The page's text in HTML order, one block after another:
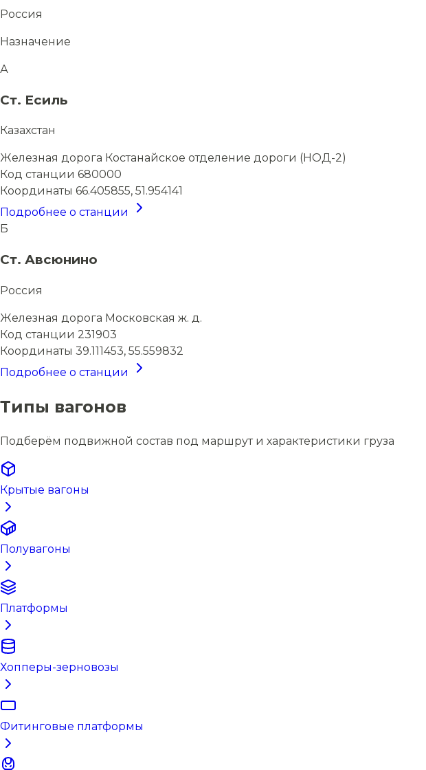
Россия
Назначение
А
Ст. Есиль
Казахстан
Железная дорога Костанайское отделение дороги (НОД-2)
Код станции 680000
Координаты 66.405855, 51.954141
Подробнее о станции
Б
Ст. Авсюнино
Россия
Железная дорога Московская ж. д.
Код станции 231903
Координаты 39.111453, 55.559832
Подробнее о станции
Типы вагонов
Подберём подвижной состав под маршрут и характеристики груза
Крытые вагоны
Полувагоны
Платформы
Хопперы-зерновозы
Фитинговые платформы